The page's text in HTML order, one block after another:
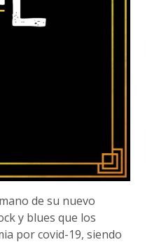
de su nuevo
y blues que los
por covid-19, siendo